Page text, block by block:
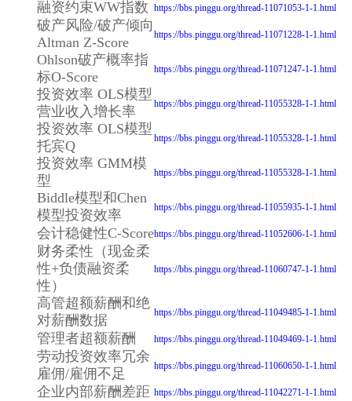
融资约束WW指数 https://bbs.pinggu.org/thread-11071053-1-1.html
破产风险/破产倾向
Altman Z-Score
https://bbs.pinggu.org/thread-11071228-1-1.html
Ohlson破产概率指
标O-Score
https://bbs.pinggu.org/thread-11071247-1-1.html
投资效率 OLS模型
营业收入增长率
https://bbs.pinggu.org/thread-11055328-1-1.html
投资效率 OLS模型
托宾Q
https://bbs.pinggu.org/thread-11055328-1-1.html
投资效率 GMM模
型
https://bbs.pinggu.org/thread-11055328-1-1.html
Biddle模型和Chen
模型投资效率
https://bbs.pinggu.org/thread-11055935-1-1.html
会计稳健性C-Scorehttps://bbs.pinggu.org/thread-11052606-1-1.html
财务柔性（现金柔
性+负债融资柔
性）
https://bbs.pinggu.org/thread-11060747-1-1.html
高管超额薪酬和绝
对薪酬数据
https://bbs.pinggu.org/thread-11049485-1-1.html
管理者超额薪酬 https://bbs.pinggu.org/thread-11049469-1-1.html
劳动投资效率冗余
雇佣/雇佣不足
https://bbs.pinggu.org/thread-11060650-1-1.html
企业内部薪酬差距 https://bbs.pinggu.org/thread-11042271-1-1.html